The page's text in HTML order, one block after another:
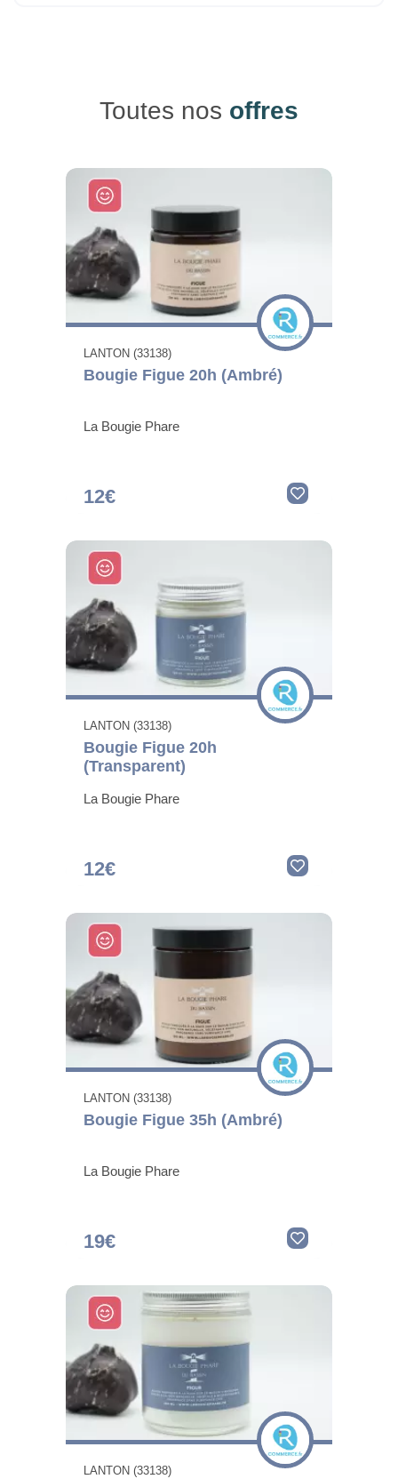
Toutes nos offres
LANTON (33138)
Bougie Figue 20h (Ambré)
La Bougie Phare
12€
LANTON (33138)
Bougie Figue 20h
(Transparent)
La Bougie Phare
12€
LANTON (33138)
Bougie Figue 35h (Ambré)
La Bougie Phare
19€
LANTON (33138)